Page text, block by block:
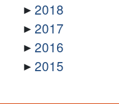
2018
2017
2016
2015